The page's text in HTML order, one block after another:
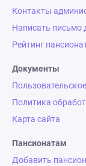
Контакты
Написать письмо
Рейтинг
Документы
Политика
Карта сайта
Пансионатам
Добавить